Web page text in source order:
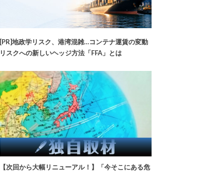
[PR]地政学リスク、港湾混雑…コンテナ運賃の変動
リスクへの新しいヘッジ方法「FFA」とは
【次回から大幅リニューアル！】「今そこにある危